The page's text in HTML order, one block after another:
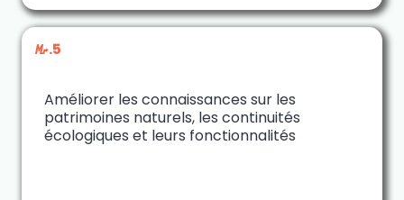
M.5
Améliorer les connaissances sur les
patrimoines naturels, les continuités
écologiques et leurs fonctionnalités